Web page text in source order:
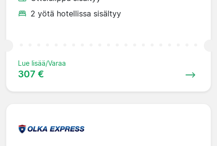
2 yötä hotellissa sisältyy
Lue lisää/Varaa
307 €